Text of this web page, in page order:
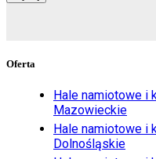
Oferta
Hale namiotowe i
Mazowieckie
Hale namiotowe i
Dolnośląskie